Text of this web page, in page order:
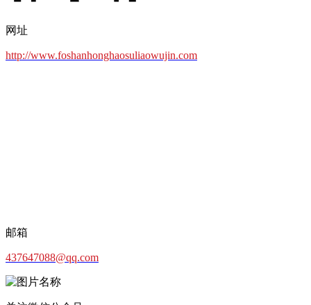
网址
http://www.foshanhonghaosuliaowujin.com
邮箱
437647088@qq.com